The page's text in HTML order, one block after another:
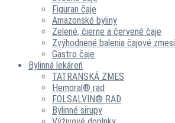
Figuran čaje
Amazonské byliny
Zelené, čierne a červené čaje
Zvýhodnené balenia čajové zmesi
Gastro čaje
Bylinná lekáreň
TATRANSKÁ ZMES
Hemoral® rad
FOLSALVIN® RAD
Bylinné sirupy